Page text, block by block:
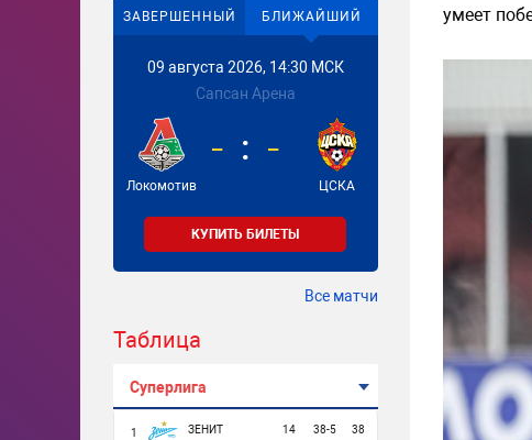
ЗАВЕРШЕННЫЙ БЛИЖАЙШИЙ
09 августа 2026, 14:30 МСК
Сапсан Арена
Локомотив
- -
ЦСКА
КУПИТЬ БИЛЕТЫ
Все матчи
Таблица
Суперлига
1 ЗЕНИТ 14 38-5 38
умеет